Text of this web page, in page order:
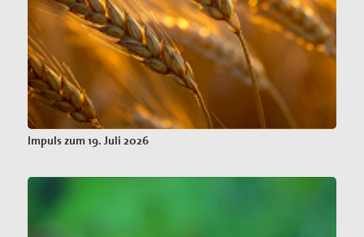
Impuls zum 19. Juli 2026